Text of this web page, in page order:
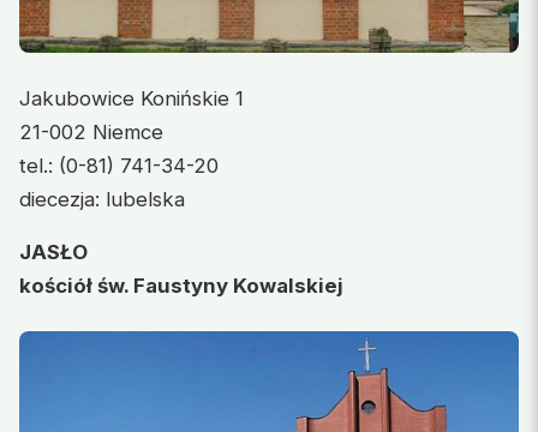
Jakubowice Konińskie 1
21-002 Niemce
tel.: (0-81) 741-34-20
diecezja: lubelska
JASŁO
kościół św. Faustyny Kowalskiej